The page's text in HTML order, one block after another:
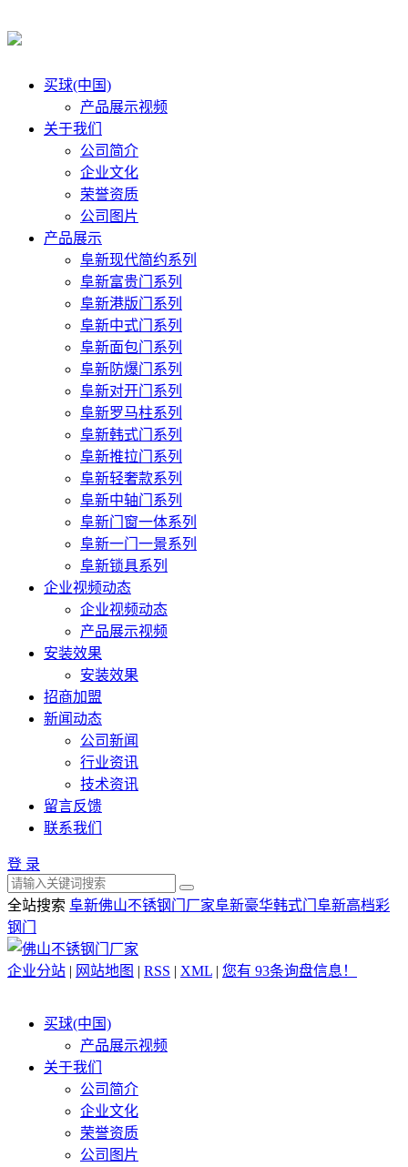
买球(中国)
产品展示视频
关于我们
公司简介
企业文化
荣誉资质
公司图片
产品展示
阜新现代简约系列
阜新富贵门系列
阜新港版门系列
阜新中式门系列
阜新面包门系列
阜新防爆门系列
阜新对开门系列
阜新罗马柱系列
阜新韩式门系列
阜新推拉门系列
阜新轻奢款系列
阜新中轴门系列
阜新门窗一体系列
阜新一门一景系列
阜新锁具系列
企业视频动态
企业视频动态
产品展示视频
安装效果
安装效果
招商加盟
新闻动态
公司新闻
行业资讯
技术资讯
留言反馈
联系我们
登 录
全站搜索 阜新佛山不锈钢门厂家阜新豪华韩式门 阜新高档彩
钢门
企业分站 | 网站地图 | RSS | XML | 您有 93条询盘信息！
买球(中国)
产品展示视频
关于我们
公司简介
企业文化
荣誉资质
公司图片